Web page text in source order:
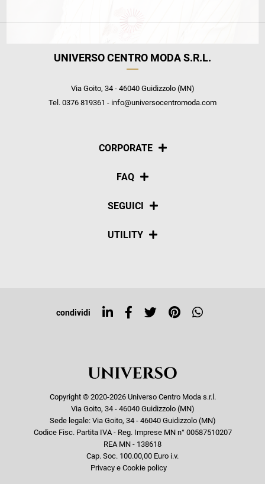
UNIVERSO CENTRO MODA S.R.L.
Via Goito, 34 - 46040 Guidizzolo (MN)
Tel. 0376 819361 - info@universocentromoda.com
CORPORATE
Chi siamo
FAQ
Pagamenti
SEGUICI
Social
UTILITY
Top ricerche
condividi
Copyright © 2020-2026 Universo Centro Moda s.r.l.
Via Goito, 34 - 46040 Guidizzolo (MN)
Sede legale: Via Goito, 34 - 46040 Guidizzolo (MN)
Codice Fisc. Partita IVA - Reg. Imprese MN n° 00587510207
REA MN - 138618
Cap. Soc. 100.00,00 Euro i.v.
Privacy e Cookie policy